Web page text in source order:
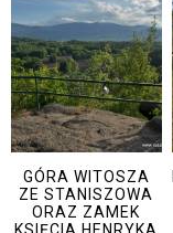
GÓRA WITOSZA
ZE STANISZOWA
ORAZ ZAMEK